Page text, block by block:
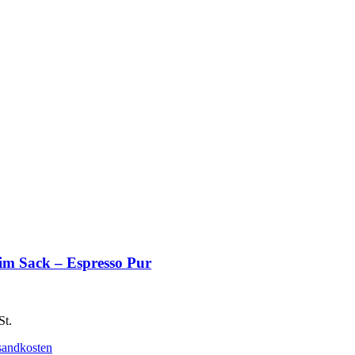
Sack – Espresso Pur